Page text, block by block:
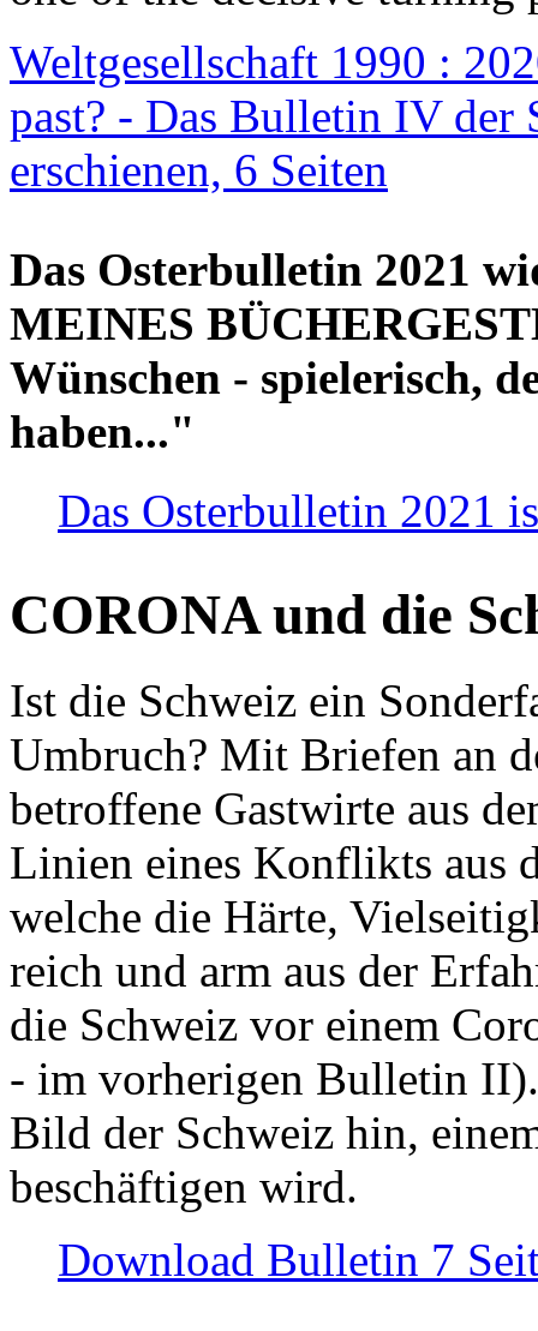
Weltgesellschaft 1990 :
past? - Das Bulletin IV der
erschienen, 6 Seiten
Das Osterbulletin 2021
MEINES
Wünschen - spielerisch,
haben..."
Das Osterbulletin 2021
CORONA und die
Ist die Schweiz ein
Umbruch? Mit Briefen an
betroffene Gastwirte aus
Linien eines Konflikts aus
welche die Härte,
reich und arm aus der
die Schweiz vor einem
- im vorherigen Bulletin
Bild der Schweiz hin,
beschäftigen wird.
Download Bulletin 7